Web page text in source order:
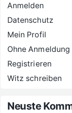
Anmelden
Datenschutz
Mein Profil
Ohne
Registrieren
Witz schreiben
Neuste